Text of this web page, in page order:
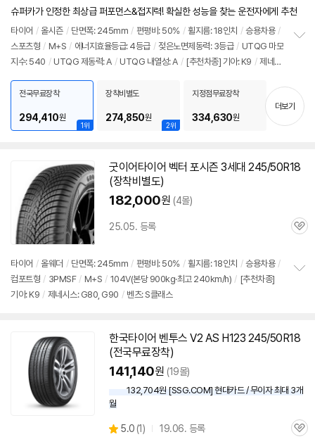
슈퍼카가 인정한 최상급 퍼포먼스&접지력! 확실한 성능을 찾는 운전자에게 추천
타이어 / 올시즌 / 단면폭: 245mm / 편평비: 50% / 휠지름: 18인치 / 승용차용 /
스포츠형 / M+S / 에너지효율등급: 4등급 / 젖은노면제동력: 3등급 / UTQG 마모
지수: 540 / UTQG 제동력: A / UTQG 내열성: A / [추천차종] 기아: K9 / 제네시
기
1위
전국무료장착
294,410원
2위
장착비별도
274,850원
지정점무료장착
334,630원
더보기
굿이어 타이어 벡터 포시즌 3세대 245/50R18
(장착비별도)
182,000원 (4몰)
25.05. 등록
관
타이어 / 올웨더 / 단면폭: 245mm / 편평비: 50% / 휠지름: 18인치 / 승용차용 /
컴포트형 / 3PMSF / M+S / 104V(본당 900kg·최고 240km/h) / [추천차종]
기아: K9 / 제네시스: G80, G90 / 벤츠: S클래스
기
한국타이어 벤투스 V2 AS H123 245/50R18
(전국무료장착)
141,140원 (19몰)
132,704원 [SSG.COM] 현대카드 / 무이자 최대 3개
월
별
5.0 (상
1) 19.06. 등록
관